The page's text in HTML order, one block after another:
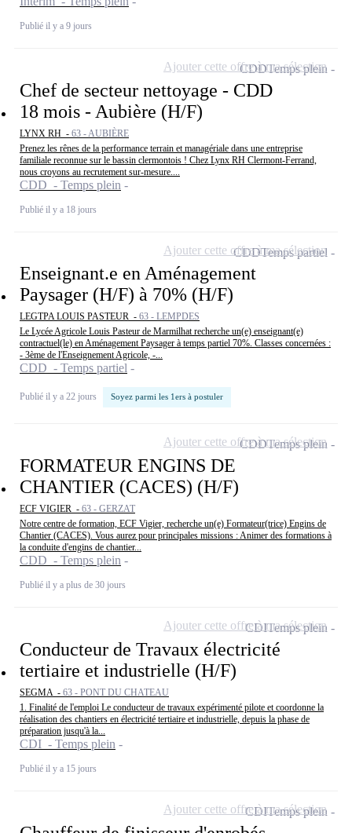
Publié il y a 9 jours
Chef de secteur nettoyage - CDD
18 mois - Aubière (H/F)
LYNX RH - 63 - AUBIÈRE
Prenez les rênes de la performance terrain et managériale dans une entreprise
familiale reconnue sur le bassin clermontois ! Chez Lynx RH Clermont-Ferrand,
nous croyons au recrutement sur-mesure....
CDD - Temps plein
Publié il y a 18 jours
CDDTemps plein
Ajouter cette offre à ma sélection
Enseignant.e en Aménagement
Paysager (H/F) à 70% (H/F)
LEGTPA LOUIS PASTEUR - 63 - LEMPDES
Le Lycée Agricole Louis Pasteur de Marmilhat recherche un(e) enseignant(e)
contractuel(le) en Aménagement Paysager à temps partiel 70%. Classes concernées :
- 3ème de l'Enseignement Agricole, -...
CDD - Temps partiel
Publié il y a 22 jours Soyez parmi les 1ers à postuler
CDDTemps partiel
Ajouter cette offre à ma sélection
FORMATEUR ENGINS DE
CHANTIER (CACES) (H/F)
ECF VIGIER - 63 - GERZAT
Notre centre de formation, ECF Vigier, recherche un(e) Formateur(trice) Engins de
Chantier (CACES). Vous aurez pour principales missions : Animer des formations à
la conduite d'engins de chantier...
CDD - Temps plein
Publié il y a plus de 30 jours
CDDTemps plein
Ajouter cette offre à ma sélection
Conducteur de Travaux électricité
tertiaire et industrielle (H/F)
SEGMA - 63 - PONT DU CHATEAU
1. Finalité de l'emploi Le conducteur de travaux expérimenté pilote et coordonne la
réalisation des chantiers en électricité tertiaire et industrielle, depuis la phase de
préparation jusqu'à la...
CDI - Temps plein
Publié il y a 15 jours
CDITemps plein
Ajouter cette offre à ma sélection
CDITemps plein
Ajouter cette offre à ma sélection